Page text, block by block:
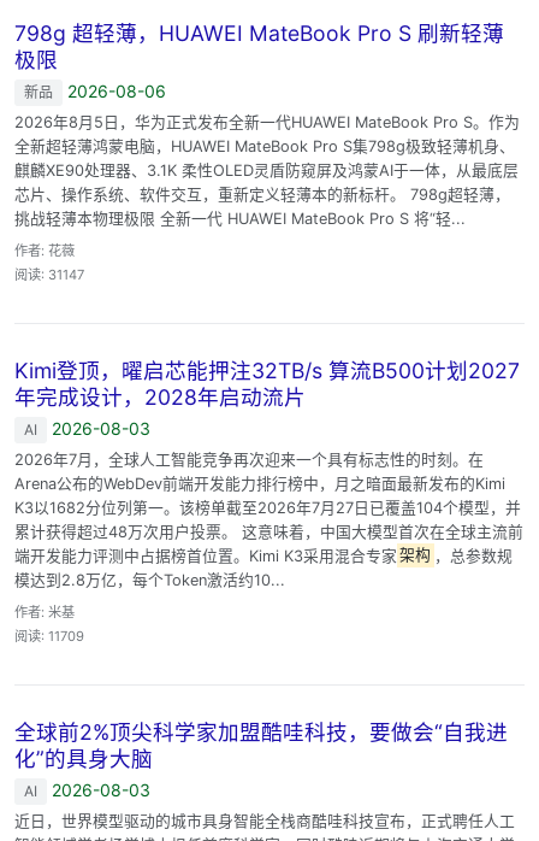
798g 超轻薄，HUAWEI MateBook Pro S 刷新轻薄
极限
新品 2026-08-06
2026年8月5日，华为正式发布全新一代HUAWEI MateBook Pro S。作为
全新超轻薄鸿蒙电脑，HUAWEI MateBook Pro S集798g极致轻薄机身、
麒麟XE90处理器、3.1K 柔性OLED灵盾防窥屏及鸿蒙AI于一体，从最底层
芯片、操作系统、软件交互，重新定义轻薄本的新标杆。 798g超轻薄，
挑战轻薄本物理极限 全新一代 HUAWEI MateBook Pro S 将“轻...
作者: 花薇
阅读: 31147
Kimi登顶，曜启芯能押注32TB/s 算流B500计划2027
年完成设计，2028年启动流片
AI 2026-08-03
2026年7月，全球人工智能竞争再次迎来一个具有标志性的时刻。在
Arena公布的WebDev前端开发能力排行榜中，月之暗面最新发布的Kimi
K3以1682分位列第一。该榜单截至2026年7月27日已覆盖104个模型，并
累计获得超过48万次用户投票。 这意味着，中国大模型首次在全球主流前
端开发能力评测中占据榜首位置。Kimi K3采用混合专家 架构 ，总参数规
模达到2.8万亿，每个Token激活约10...
作者: 米基
阅读: 11709
全球前2%顶尖科学家加盟酷哇科技，要做会“自我进
化”的具身大脑
AI 2026-08-03
近日，世界模型驱动的城市具身智能全栈商酷哇科技宣布，正式聘任人工